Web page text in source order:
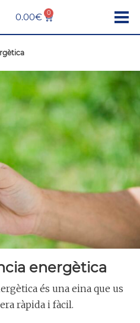
0.00€
energètica
és una eina que us
ràpida i fàcil.